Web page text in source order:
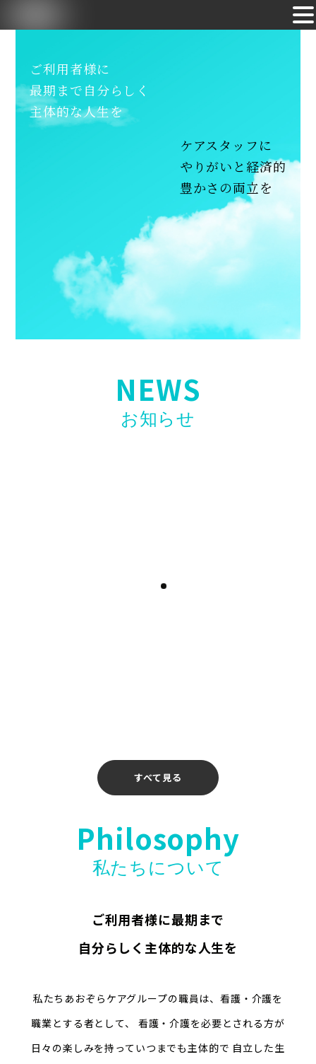
content
ご利用者様に
最期まで自分らしく
主体的な人生を
ケアスタッフに
やりがいと経済的
豊かさの両立を
NEWS
お知らせ
【求人情報】訪問看護スタッフ「入社お祝い金
すべて見る
Philosophy
私たちについて
ご利用者様に最期まで
自分らしく主体的な人生を
私たちあおぞらケアグループの職員は、看護・介護を
職業とする者として、
看護・介護を必要とされる方が
日々の楽しみを持っていつまでも主体的で 自立した生